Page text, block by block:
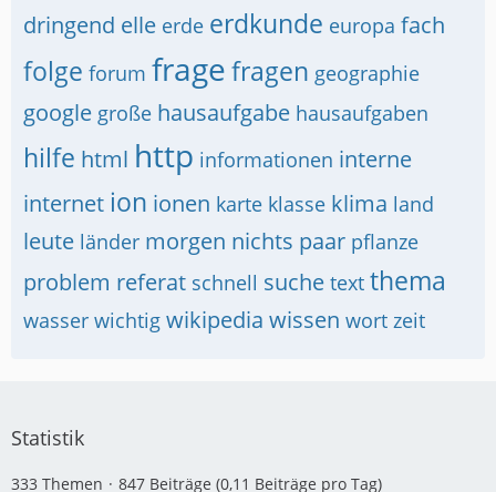
dringend elle erde erdkunde europa fach
folge forum fragefragen geographie
google große hausaufgabe hausaufgaben
hilfe html http informationen interne
internet ion ionen karte klasse klima land
leute länder morgen nichts paar pflanze
problem referat schnell suche text thema
wasser wichtig wikipedia wissen wort zeit
Statistik
333 Themen 847 Beiträge (0,11 Beiträge pro Tag)